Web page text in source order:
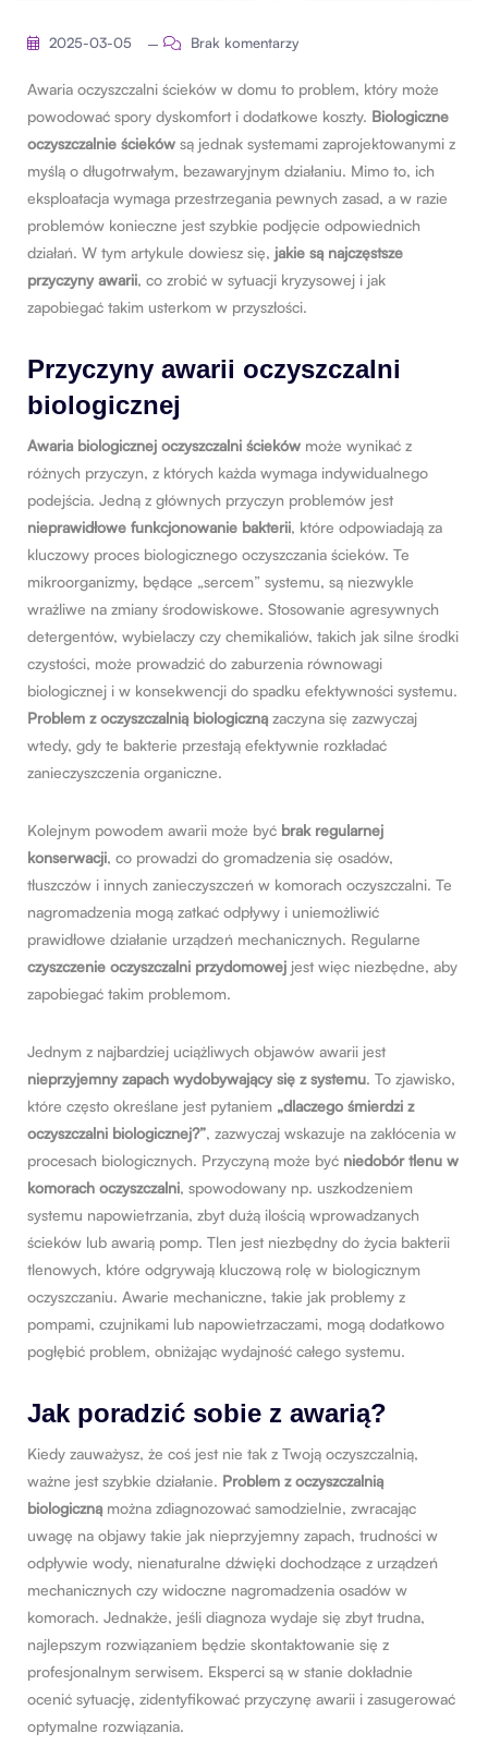
2025-03-05 Brak komentarzy
Awaria oczyszczalni ścieków w domu to problem, który może
powodować spory dyskomfort i dodatkowe koszty. Biologiczne
oczyszczalnie ścieków są jednak systemami zaprojektowanymi z
myślą o długotrwałym, bezawaryjnym działaniu. Mimo to, ich
eksploatacja wymaga przestrzegania pewnych zasad, a w razie
problemów konieczne jest szybkie podjęcie odpowiednich
działań. W tym artykule dowiesz się, jakie są najczęstsze
przyczyny awarii, co zrobić w sytuacji kryzysowej i jak
zapobiegać takim usterkom w przyszłości.
Przyczyny awarii oczyszczalni
biologicznej
Awaria biologicznej oczyszczalni ścieków może wynikać z
różnych przyczyn, z których każda wymaga indywidualnego
podejścia. Jedną z głównych przyczyn problemów jest
nieprawidłowe funkcjonowanie bakterii, które odpowiadają za
kluczowy proces biologicznego oczyszczania ścieków. Te
mikroorganizmy, będące „sercem” systemu, są niezwykle
wrażliwe na zmiany środowiskowe. Stosowanie agresywnych
detergentów, wybielaczy czy chemikaliów, takich jak silne środki
czystości, może prowadzić do zaburzenia równowagi
biologicznej i w konsekwencji do spadku efektywności systemu.
Problem z oczyszczalnią biologiczną zaczyna się zazwyczaj
wtedy, gdy te bakterie przestają efektywnie rozkładać
zanieczyszczenia organiczne.
Kolejnym powodem awarii może być brak regularnej
konserwacji, co prowadzi do gromadzenia się osadów,
tłuszczów i innych zanieczyszczeń w komorach oczyszczalni. Te
nagromadzenia mogą zatkać odpływy i uniemożliwić
prawidłowe działanie urządzeń mechanicznych. Regularne
czyszczenie oczyszczalni przydomowej jest więc niezbędne, aby
zapobiegać takim problemom.
Jednym z najbardziej uciążliwych objawów awarii jest
nieprzyjemny zapach wydobywający się z systemu. To zjawisko,
które często określane jest pytaniem „dlaczego śmierdzi z
oczyszczalni biologicznej?”, zazwyczaj wskazuje na zakłócenia w
procesach biologicznych. Przyczyną może być niedobór tlenu w
komorach oczyszczalni, spowodowany np. uszkodzeniem
systemu napowietrzania, zbyt dużą ilością wprowadzanych
ścieków lub awarią pomp. Tlen jest niezbędny do życia bakterii
tlenowych, które odgrywają kluczową rolę w biologicznym
oczyszczaniu. Awarie mechaniczne, takie jak problemy z
pompami, czujnikami lub napowietrzaczami, mogą dodatkowo
pogłębić problem, obniżając wydajność całego systemu.
Jak poradzić sobie z awarią?
Kiedy zauważysz, że coś jest nie tak z Twoją oczyszczalnią,
ważne jest szybkie działanie. Problem z oczyszczalnią
biologiczną można zdiagnozować samodzielnie, zwracając
uwagę na objawy takie jak nieprzyjemny zapach, trudności w
odpływie wody, nienaturalne dźwięki dochodzące z urządzeń
mechanicznych czy widoczne nagromadzenia osadów w
komorach. Jednakże, jeśli diagnoza wydaje się zbyt trudna,
najlepszym rozwiązaniem będzie skontaktowanie się z
profesjonalnym serwisem. Eksperci są w stanie dokładnie
ocenić sytuację, zidentyfikować przyczynę awarii i zasugerować
optymalne rozwiązania.